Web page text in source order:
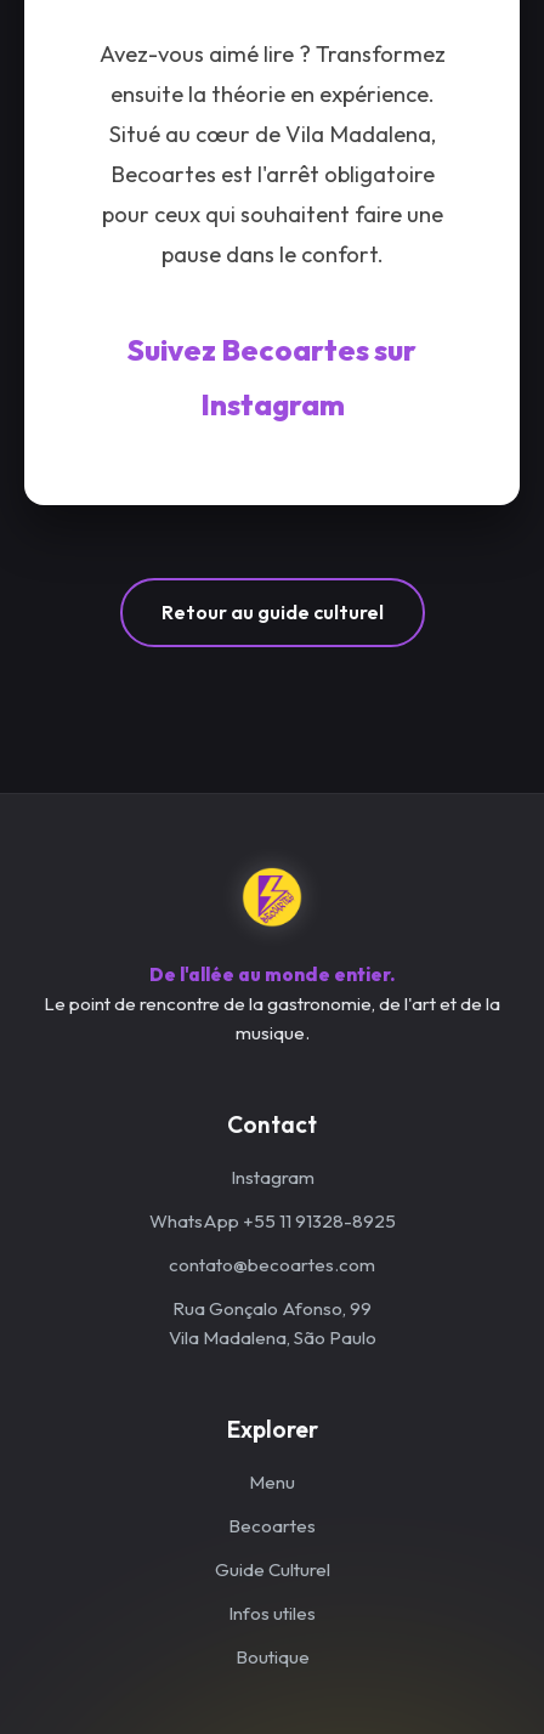
Avez-vous aimé lire ? Transformez
ensuite la théorie en expérience.
Situé au cœur de Vila Madalena,
Becoartes est l'arrêt obligatoire
pour ceux qui souhaitent faire une
pause dans le confort.
Suivez Becoartes sur
Instagram
Retour au guide culturel
De l'allée au monde entier.
Le point de rencontre de la gastronomie, de l'art et de la
musique.
Contact
Instagram
WhatsApp +55 11 91328-8925
contato@becoartes.com
Rua Gonçalo Afonso, 99
Vila Madalena, São Paulo
Explorer
Menu
Becoartes
Guide Culturel
Infos utiles
Boutique